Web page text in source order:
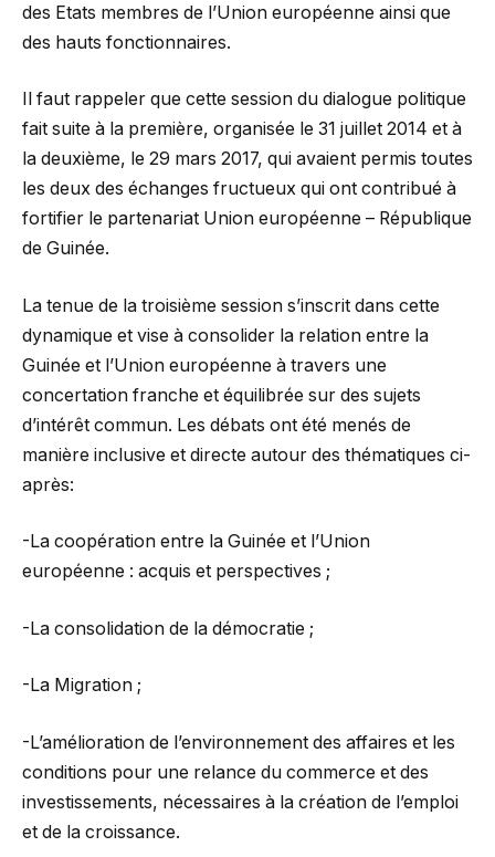
des Etats membres de l’Union européenne ainsi que
des hauts fonctionnaires.
Il faut rappeler que cette session du dialogue politique
fait suite à la première, organisée le 31 juillet 2014 et à
la deuxième, le 29 mars 2017, qui avaient permis toutes
les deux des échanges fructueux qui ont contribué à
fortifier le partenariat Union européenne – République
de Guinée.
La tenue de la troisième session s’inscrit dans cette
dynamique et vise à consolider la relation entre la
Guinée et l’Union européenne à travers une
concertation franche et équilibrée sur des sujets
d’intérêt commun. Les débats ont été menés de
manière inclusive et directe autour des thématiques ci-
après:
-La coopération entre la Guinée et l’Union
européenne : acquis et perspectives ;
-La consolidation de la démocratie ;
-La Migration ;
-L’amélioration de l’environnement des affaires et les
conditions pour une relance du commerce et des
investissements, nécessaires à la création de l’emploi
et de la croissance.